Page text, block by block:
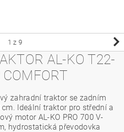
1 z 9
AL-KO T22-
zahradní traktor se zadním
Ideální traktor pro střední a
motor AL-KO PRO 700 V-
hydrostatická převodovka